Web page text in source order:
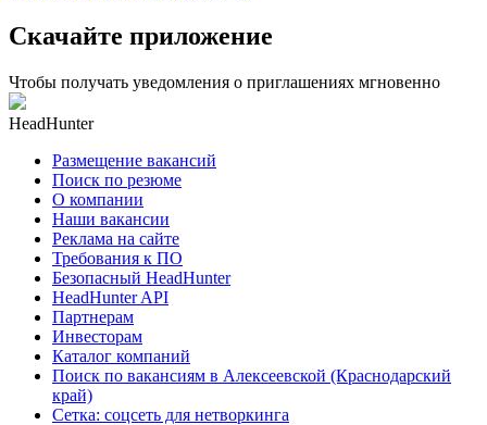
Скачайте приложение
Чтобы получать уведомления о приглашениях мгновенно
HeadHunter
Размещение вакансий
Поиск по резюме
О компании
Наши вакансии
Реклама на сайте
Требования к ПО
Безопасный HeadHunter
HeadHunter API
Партнерам
Инвесторам
Каталог компаний
Поиск по вакансиям в Алексеевской (Краснодарский
край)
Сетка: соцсеть для нетворкинга